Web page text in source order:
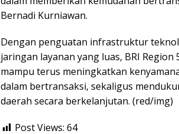
Bernadi Kurniawan.
Dengan penguatan infrastruktur
jaringan layanan yang luas, BRI
mampu terus meningkatkan
dalam bertransaksi, sekaligus
daerah secara berkelanjutan. (red/img)
Post Views: 64